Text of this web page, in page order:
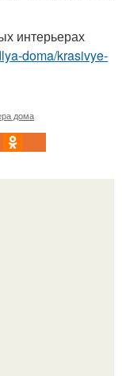
интерьерах
doma/krasivye-
дома